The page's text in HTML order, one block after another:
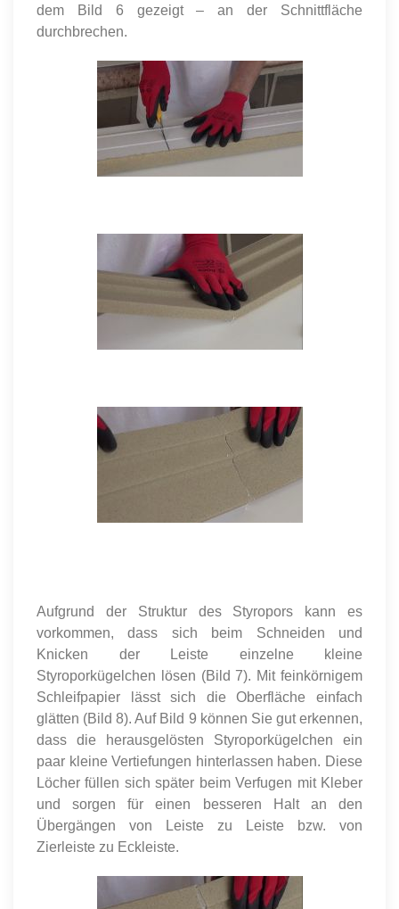
dem Bild 6 gezeigt – an der Schnittfläche
durchbrechen.
Aufgrund der Struktur des Styropors kann es
vorkommen, dass sich beim Schneiden und
Knicken der Leiste einzelne kleine
Styroporkügelchen lösen (Bild 7). Mit feinkörnigem
Schleifpapier lässt sich die Oberfläche einfach
glätten (Bild 8). Auf Bild 9 können Sie gut erkennen,
dass die herausgelösten Styroporkügelchen ein
paar kleine Vertiefungen hinterlassen haben. Diese
Löcher füllen sich später beim Verfugen mit Kleber
und sorgen für einen besseren Halt an den
Übergängen von Leiste zu Leiste bzw. von
Zierleiste zu Eckleiste.